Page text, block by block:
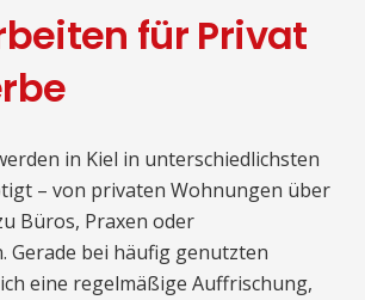
für Privat
in Kiel in unterschiedlichsten
– von privaten Wohnungen über
Büros, Praxen oder
Gerade bei häufig genutzten
eine regelmäßige Auffrischung,